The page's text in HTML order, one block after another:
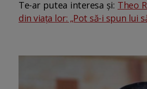
Te-ar putea interesa și: Theo
din viața lor: „Pot să-i spun lui